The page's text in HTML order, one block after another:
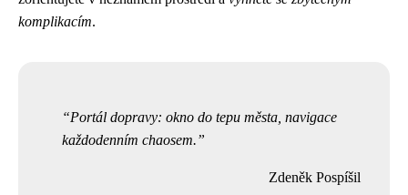
komplikacím.
Portál dopravy: okno do tepu města, navigace
každodenním chaosem.
Zdeněk Pospíšil